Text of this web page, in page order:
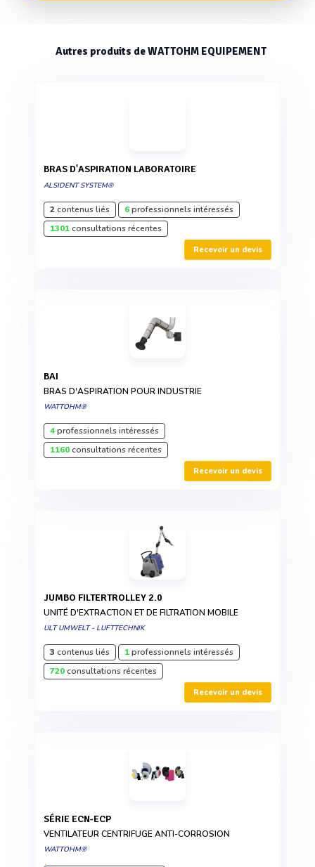
Autres produits de WATTOHM EQUIPEMENT
BRAS D'ASPIRATION LABORATOIRE
ALSIDENT SYSTEM®
2contenus liés 6professionnels intéressés
1301consultations récentes
Recevoir un devis
BAI
BRAS D'ASPIRATION POUR INDUSTRIE
WATTOHM®
4professionnels intéressés
1160consultations récentes
Recevoir un devis
JUMBO FILTERTROLLEY 2.0
UNITÉ D'EXTRACTION ET DE FILTRATION MOBILE
ULT UMWELT - LUFTTECHNIK
3 contenus liés 1professionnels intéressés
720consultations récentes
Recevoir un devis
SÉRIE ECN-ECP
VENTILATEUR CENTRIFUGE ANTI-CORROSION
WATTOHM®